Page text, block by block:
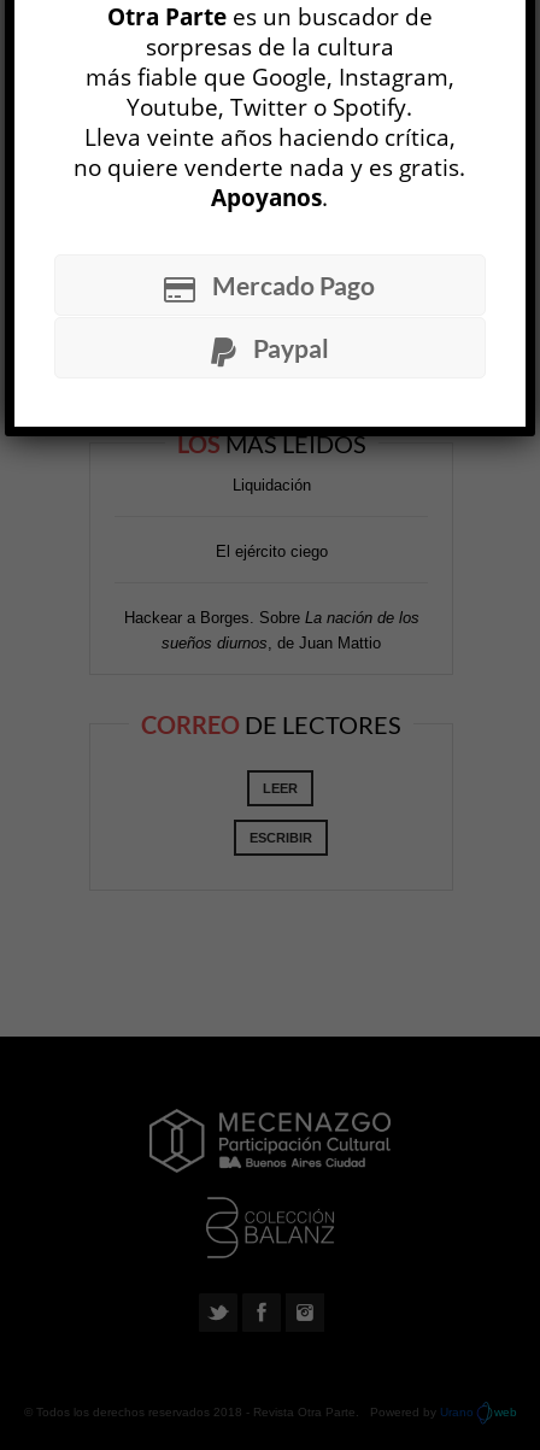
30 NÚMEROS
ARCHIVOOP SEMANAL
LOSMÁS LEÍDOS
Liquidación
El ejército ciego
Hackear a Borges. Sobre La nación de los
sueños diurnos , de Juan Mattio
CORREO DE LECTORES
LEER
ESCRIBIR
© Todos los derechos reservados 2018 - Revista Otra Parte . Powered by Urano web
Otra Partees un buscador de
sorpresas de la cultura
más fiable que Google, Instagram,
Youtube, Twitter o Spotify.
Lleva veinte años haciendo crítica,
no quiere venderte nada y es gratis.
Apoyanos.
Mercado Pago
Paypal